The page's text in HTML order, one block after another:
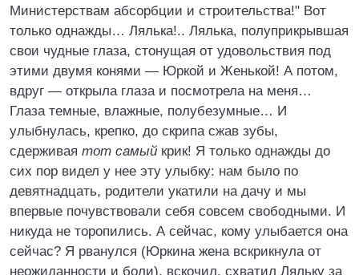
Министерствам абсорбции и строительства!" Вот
только однажды… Лялька!.. Лялька, полуприкрывшая
свои чудные глаза, стонущая от удовольствия под
этими двумя конями — Юркой и Женькой! А потом,
вдруг — открыла глаза и посмотрела на меня…
Глаза темные, влажные, полубезумные… И
улыбнулась, крепко, до скрипа сжав зубы,
сдерживая тот самый крик! Я только однажды до
сих пор видел у нее эту улыбку: нам было по
девятнадцать, родители укатили на дачу и мы
впервые почувствовали себя совсем свободными. И
никуда не торопились. А сейчас, кому улыбается она
сейчас? Я рванулся (Юркина жена вскрикнула от
неожиданности и боли), вскочил, схватил Ляльку за